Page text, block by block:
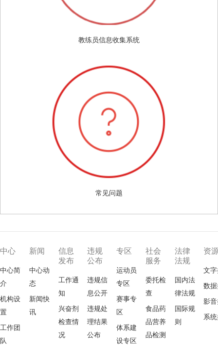
教练员信息收集系统
常见问题
中心
中心简
介
机构设
置
工作团
队
新闻
中心动
态
新闻快
讯
信息
发布
工作通
知
兴奋剂
检查情
况
违规
公布
违规信
息公开
违规处
理结果
公布
专区
运动员
专区
赛事专
区
体系建
设专区
社会
服务
委托检
查
食品药
品营养
品检测
法律
法规
国内法
律法规
国际规
则
资
文
数
影
系